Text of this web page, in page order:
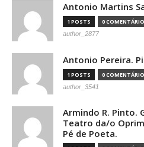
Antonio Martins
1 POSTS 0
author_2877
Antonio Pereira.
1 POSTS 0
author_3541
Armindo R. Pinto.
Teatro da/o
Pé de Poeta.